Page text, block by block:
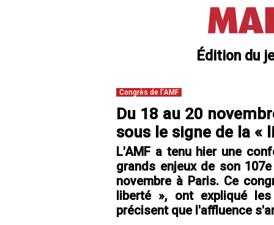
Édition du
Congrès de l'AMF
Du 18 au 20
sous le signe de la «
L'AMF a tenu hier une
grands enjeux de son
novembre à Paris. Ce
liberté », ont expliqué
précisent que l'affluence